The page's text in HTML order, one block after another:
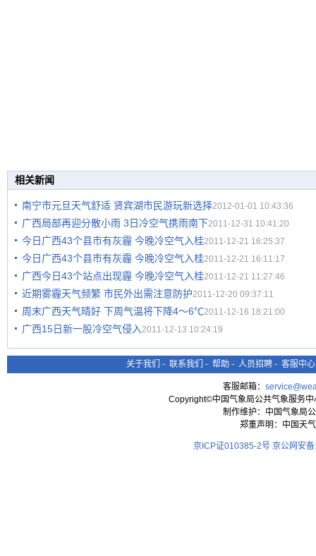
相关新闻
南宁市元旦天气舒适 贤宾湖市民游玩新选择2012-01-01 10:43:36
广西局部再迎分散小雨 3日冷空气携雨南下2011-12-31 10:41:20
今日广西43个县市有灰霾 今晚冷空气入桂2011-12-21 16:25:37
今日广西43个县市有灰霾 今晚冷空气入桂2011-12-21 16:11:17
广西今日43个站点出现霾 今晚冷空气入桂2011-12-21 11:27:46
近期雾霾天气频繁 市民外出需注意防护2011-12-20 09:37:11
周末广西天气晴好 下周气温将下降4～6℃2011-12-16 18:21:00
广西15日新一股冷空气侵入2011-12-13 10:24:19
关于我们 - 联系我们 - 帮助 - 人员招聘 - 客服中心
客服邮箱：
Copyright©中国气象局公共气象服务
制作维护：中国气象局
郑重声明：中国天
京ICP证010385-2号 京公网安